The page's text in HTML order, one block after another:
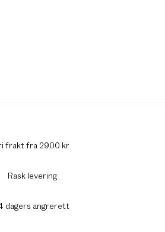
frakt fra 2900 kr
Rask levering
dagers angrerett